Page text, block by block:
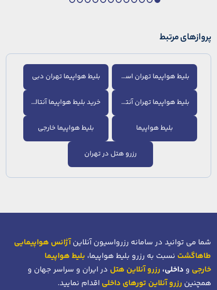
پروازهای مرتبط
بلیط هواپیما تهران استانبول بلیط هواپیما تهران دبی
بلیط هواپیما تهران آنتالیا خرید بلیط هواپیما آنتالیا
بلیط هواپیما بلیط هواپیما خارجی
رزرو هتل در تهران
شما می توانید در سامانه رزرواسیون آنلاینآژانس هواپیمایی
طاهاگشت نسبت به رزرو بلیط هواپیما، بلیط هواپیما
خارجی و داخلی، رزرو آنلاین هتل در ایران و سراسر جهان و
همچنین رزرو آنلاین تورهای داخلی اقدام نمایید.